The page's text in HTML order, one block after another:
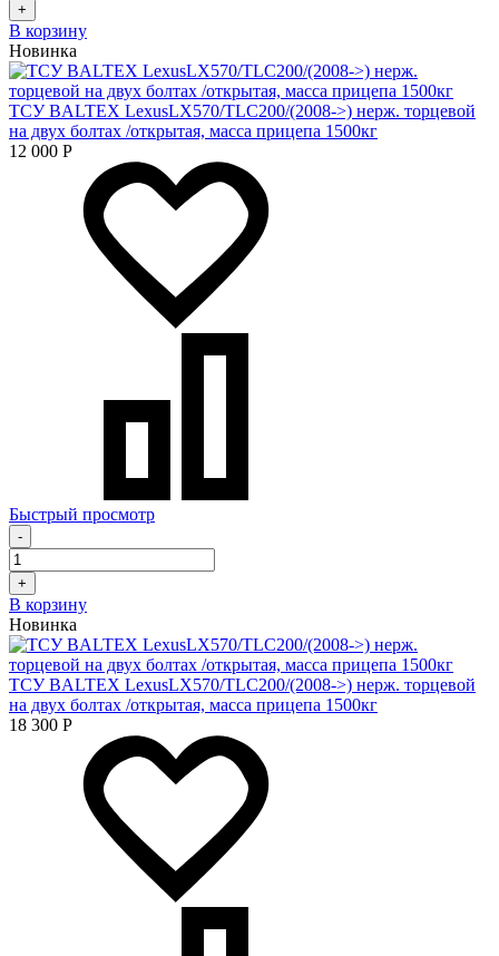
+
В корзину
Новинка
ТСУ BALTEX LexusLX570/TLC200/(2008->) нерж. торцевой
на двух болтах /открытая, масса прицепа 1500кг
12 000 Р
Быстрый просмотр
-
+
В корзину
Новинка
ТСУ BALTEX LexusLX570/TLC200/(2008->) нерж. торцевой
на двух болтах /открытая, масса прицепа 1500кг
18 300 Р